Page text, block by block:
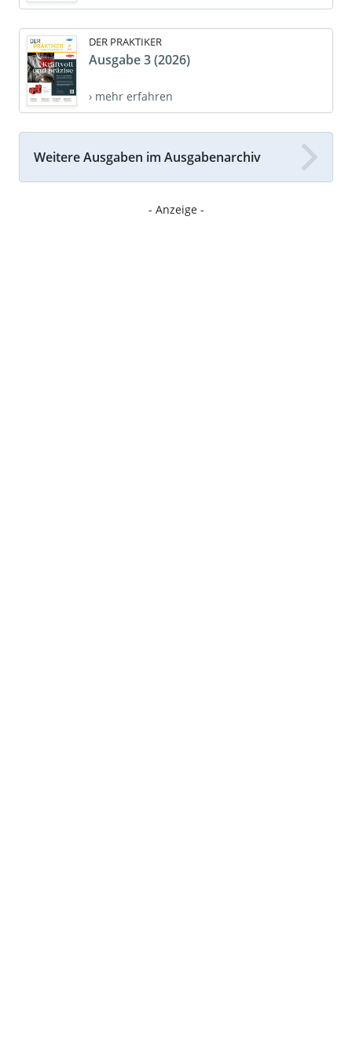
DER PRAKTIKER
Ausgabe 3 (2026)
› mehr erfahren
Weitere Ausgaben im Ausgabenarchiv
- Anzeige -